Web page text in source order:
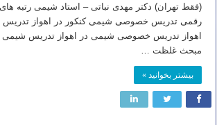
(فقط تهران) دکتر مهدی نباتی – استاد شیمی رتبه
رقمی تدریس خصوصی شیمی کنکور در اهواز تدریس
اهواز تدریس خصوصی شیمی در اهواز تدریس شیمی
مبحث غلظت …
بیشتر بخوانید »